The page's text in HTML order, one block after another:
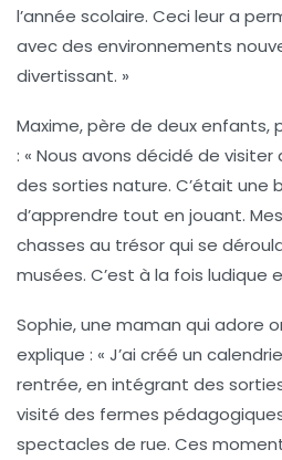
l’année scolaire. Ceci leur a
avec des environnements
divertissant. »
Maxime, père de deux enfants,
: « Nous avons décidé de
des sorties nature. C’était une
d’apprendre tout en jouant.
chasses au trésor qui se
musées. C’est à la fois ludique
Sophie, une maman qui adore
explique : « J’ai créé un
rentrée, en intégrant des
visité des fermes
spectacles de rue. Ces